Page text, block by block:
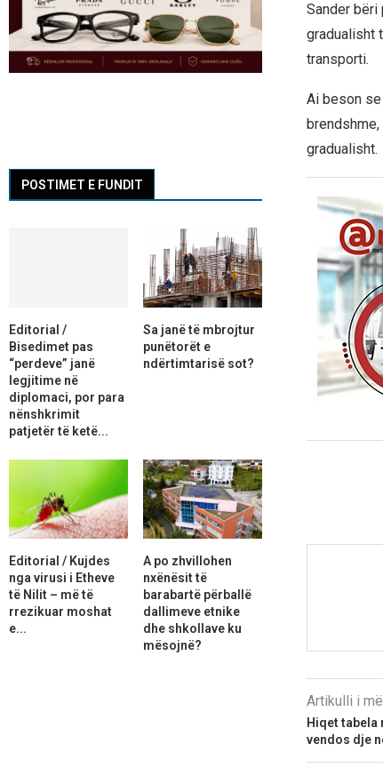
Sander
gradualisht
transporti.
Ai beson
gradualisht.
Artikulli i
Hiqet tabela
vendos dje
POSTIMET E FUNDIT
Editorial /
Bisedimet pas
“perdeve” janë
legjitime në
diplomaci, por para
nënshkrimit
patjetër të ketë...
Sa janë të mbrojtur
punëtorët e
ndërtimtarisë sot?
Editorial / Kujdes
nga virusi i Etheve
të Nilit – më të
rrezikuar moshat
e...
A po zhvillohen
nxënësit të
barabartë përballë
dallimeve etnike
dhe shkollave ku
mësojnë?